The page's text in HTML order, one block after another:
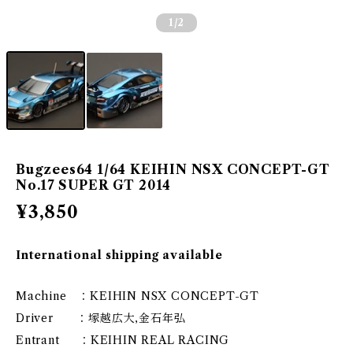
1 /2
Bugzees64 1/64 KEIHIN NSX CONCEPT-GT
No.17 SUPER GT 2014
¥3,850
International shipping available
Machine ：KEIHIN NSX CONCEPT-GT
Driver ：塚越広大,金石年弘
Entrant ：KEIHIN REAL RACING